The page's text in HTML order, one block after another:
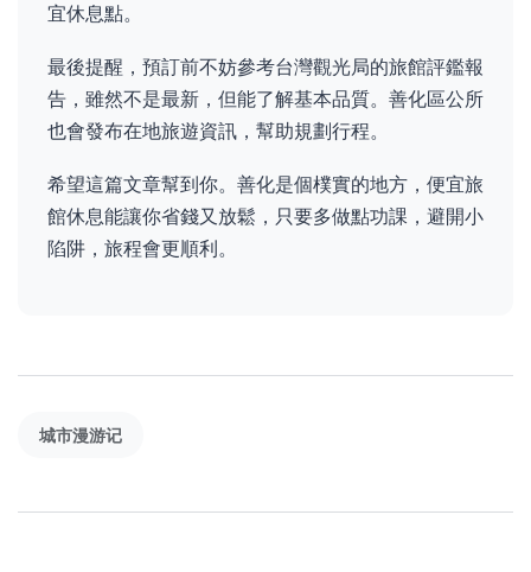
宜休息點。
最後提醒，預訂前不妨參考台灣觀光局的旅館評鑑報
告，雖然不是最新，但能了解基本品質。善化區公所
也會發布在地旅遊資訊，幫助規劃行程。
希望這篇文章幫到你。善化是個樸實的地方，便宜旅
館休息能讓你省錢又放鬆，只要多做點功課，避開小
陷阱，旅程會更順利。
城市漫游记